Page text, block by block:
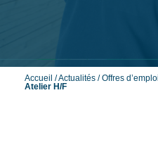
Accueil /Actualités /Offres d’emploi
Atelier H/F